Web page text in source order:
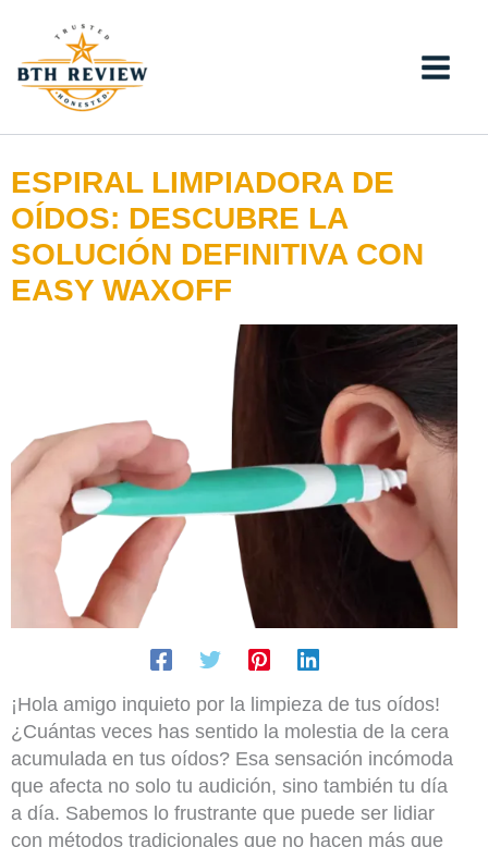
contenido
ESPIRAL LIMPIADORA DE
OÍDOS: DESCUBRE LA
SOLUCIÓN DEFINITIVA CON
EASY WAXOFF
¡Hola amigo inquieto por la limpieza de tus oídos!
¿Cuántas veces has sentido la molestia de la cera
acumulada en tus oídos? Esa sensación incómoda
que afecta no solo tu audición, sino también tu día
a día. Sabemos lo frustrante que puede ser lidiar
con métodos tradicionales que no hacen más que